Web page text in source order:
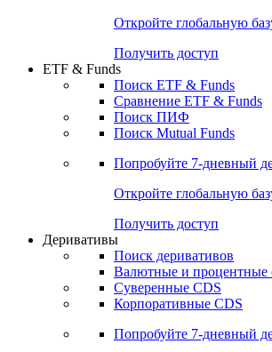
Поиск кредитов
Попробуйте7-дневный
Откройте глобальную
Получить доступ
ETF & Funds
Сравнение ETF & Funds
Поиск Mutual Funds
Попробуйте7-дневный
Откройте глобальную
Получить доступ
Деривативы
Валютные и процентные